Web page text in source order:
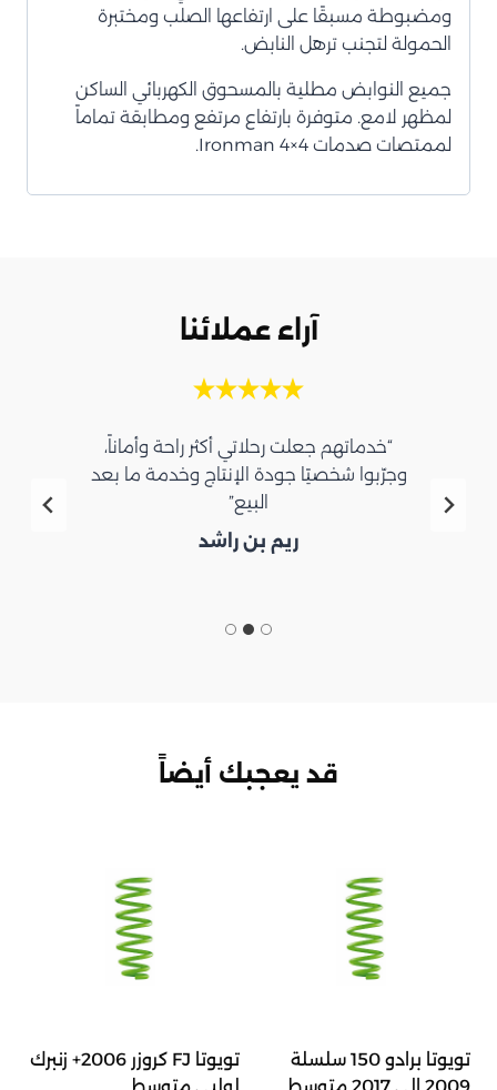
ومضبوطة مسبقًا على ارتفاعها الصلب ومختبرة
الحمولة لتجنب ترهل النابض.
جميع النوابض مطلية بالمسحوق الكهربائي الساكن
لمظهر لامع. متوفرة بارتفاع مرتفع ومطابقة تماماً
لممتصات صدمات Ironman 4×4.
آراء عملائنا
“خدماتهم جعلت رحلاتي أكثر راحة وأماناً،
وجرّبوا شخصيًا جودة الإنتاج وخدمة ما بعد
البيع”
ريم بن راشد
قد يعجبك أيضاً
تويوتا برادو 150 سلسلة
تويوتا FJ كروزر 2006+ زنبرك